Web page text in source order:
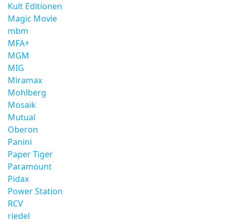
Kult Editionen
Magic Movie
mbm
MFA+
MGM
MIG
Miramax
Mohlberg
Mosaik
Mutual
Oberon
Panini
Paper Tiger
Paramount
Pidax
Power Station
RCV
riedel